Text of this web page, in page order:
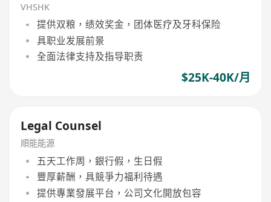
VHSHK
提供双粮，绩效奖金，团体医疗及牙科保险
具职业发展前景
全面法律支持及指导职责
$25K-40K/月
Legal Counsel
順能能源
五天工作周，銀行假，生日假
豐厚薪酬，具競爭力福利待遇
提供專業發展平台，公司文化開放包容